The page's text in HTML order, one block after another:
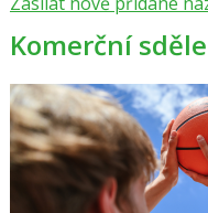
Komerční